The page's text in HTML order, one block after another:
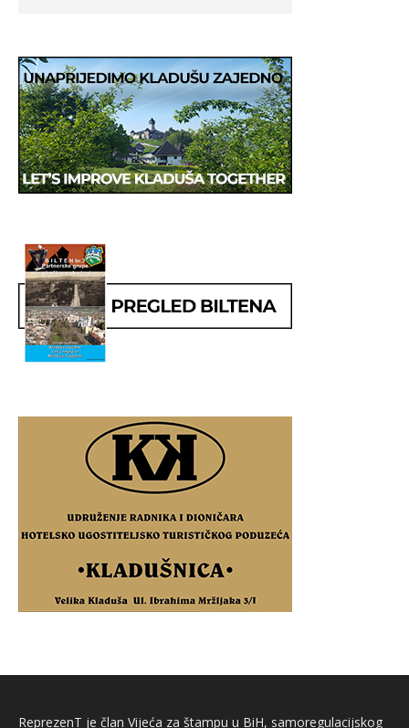
ReprezenT je član Vijeća za štampu u BiH, samoregulacijskog